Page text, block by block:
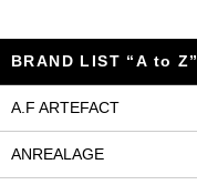
BRAND LIST “A to Z”
A.F ARTEFACT
ANREALAGE